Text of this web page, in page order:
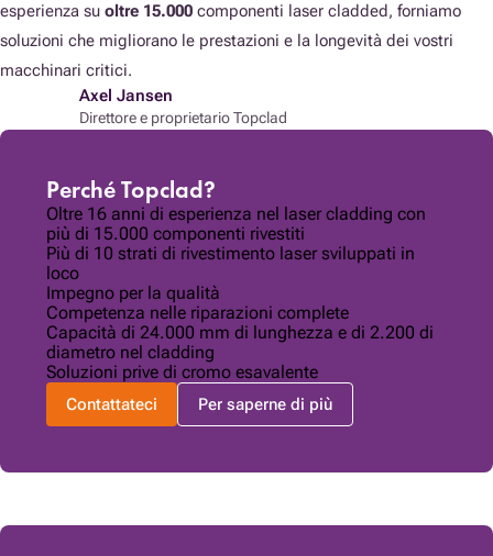
esperienza su oltre 15.000 componenti laser cladded, forniamo
soluzioni che migliorano le prestazioni e la longevità dei vostri
macchinari critici.
Axel Jansen
Direttore e proprietario Topclad
Perché Topclad?
Oltre 16 anni di esperienza nel laser cladding con
più di 15.000 componenti rivestiti
Più di 10 strati di rivestimento laser sviluppati in
loco
Impegno per la qualità
Competenza nelle riparazioni complete
Capacità di 24.000 mm di lunghezza e di 2.200 di
diametro nel cladding
Soluzioni prive di cromo esavalente
Contattateci Per saperne di più